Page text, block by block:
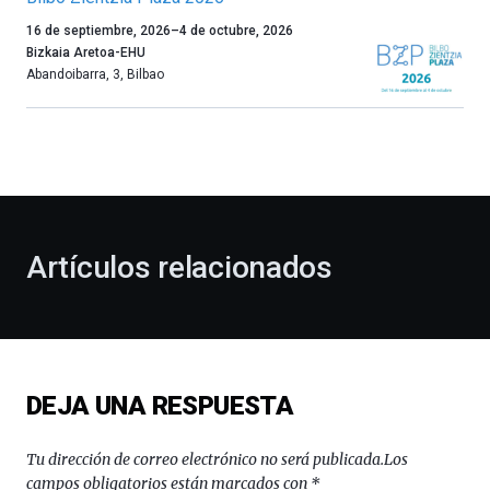
Un
año
más,
celebración
novena
Bilbo
(BZP),
16 de septiembre, 2026–4 de octubre, 2026
Bizkaia Aretoa-EHU
Abandoibarra, 3, Bilbao
Artículos relacionados
DEJA UNA RESPUESTA
Tu dirección de correo electrónico no será publicada.Los
campos obligatorios están marcados con *